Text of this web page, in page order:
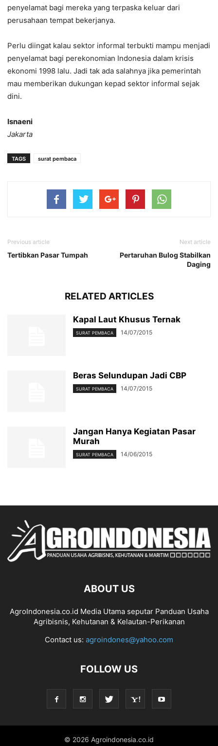
penyelamat bagi mereka yang terpaska keluar dari
perusahaan tempat bekerjanya.
Perlu diingat kalau sektor informal terbukti mampu menjadi
penyelamat bagi perekonomian Indonesia dalam krisis
ekonomi 1998 lalu. Jadi tak ada salahnya jika pemerintah
mau memberikan dukungan kepad sektor informal sejak
dini.
Isnaeni
Jakarta
TAGS surat pembaca
Previous article
Tertibkan Pasar Tumpah
Next article
Pertaruhan Bulog Stabilkan
Daging
RELATED ARTICLES
Kapal Laut Khusus Ternak
SURAT PEMBACA 14/07/2015
Beras Selundupan Jadi CBP
SURAT PEMBACA 14/07/2015
Jangan Hanya Kegiatan Pasar
Murah
SURAT PEMBACA 14/06/2015
ABOUT US
AgroIndonesia.co.id Media Utama seputar Panduan Usaha
Agribisnis, Kehutanan & Kelautan-Perikanan
Contact us: agroindones@yahoo.com
FOLLOW US
© 2026 Agroindonesia.co.id